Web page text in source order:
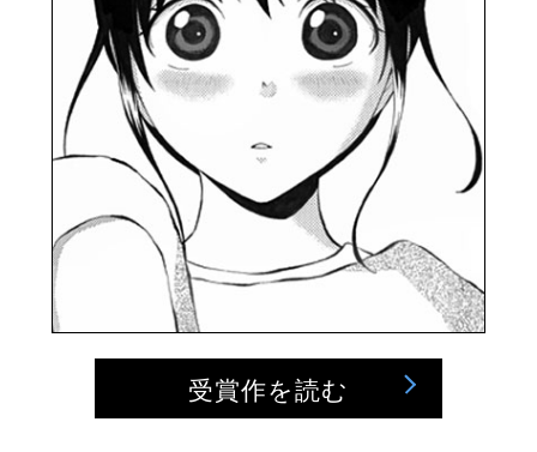
受賞作を読む